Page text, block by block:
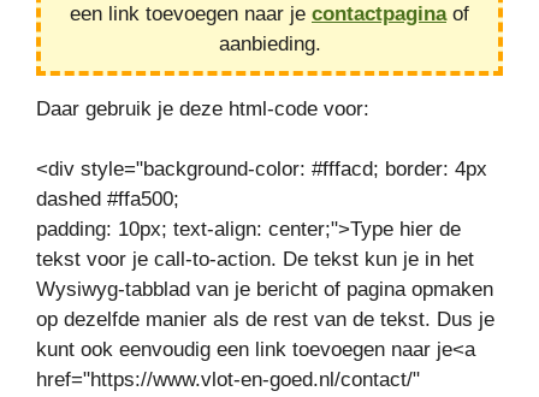
een link toevoegen naar je contactpaginaof
aanbieding.
Daar gebruik je deze html-code voor:
<div style="background-color: #fffacd; border: 4px
dashed #ffa500;
padding: 10px; text-align: center;">Type hier de
tekst voor je call-to-action. De tekst kun je in het
Wysiwyg-tabblad van je bericht of pagina opmaken
op dezelfde manier als de rest van de tekst. Dus je
kunt ook eenvoudig een link toevoegen naar je<a
href="https://www.vlot-en-goed.nl/contact/"